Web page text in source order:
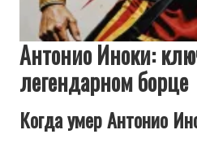
Антонио Иноки:
легендарном борце
Когда умер Антонио